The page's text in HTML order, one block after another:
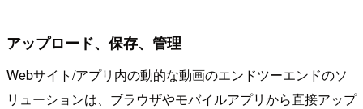
アップロード、保存、管理
Webサイト/アプリ内の動的な動画のエンドツーエンドのソ
リューションは、ブラウザやモバイルアプリから直接アップ